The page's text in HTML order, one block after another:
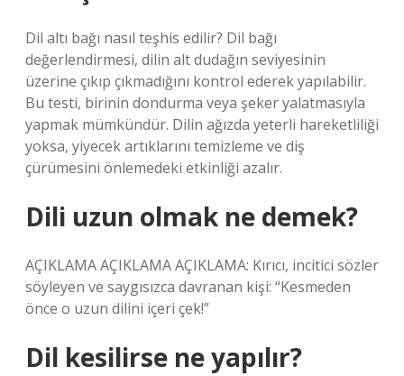
Dil altı bağı nasıl teşhis edilir? Dil bağı
değerlendirmesi, dilin alt dudağın seviyesinin
üzerine çıkıp çıkmadığını kontrol ederek yapılabilir.
Bu testi, birinin dondurma veya şeker yalatmasıyla
yapmak mümkündür. Dilin ağızda yeterli hareketliliği
yoksa, yiyecek artıklarını temizleme ve diş
çürümesini önlemedeki etkinliği azalır.
Dili uzun olmak ne demek?
AÇIKLAMA AÇIKLAMA AÇIKLAMA: Kırıcı, incitici sözler
söyleyen ve saygısızca davranan kişi: “Kesmeden
önce o uzun dilini içeri çek!”
Dil kesilirse ne yapılır?